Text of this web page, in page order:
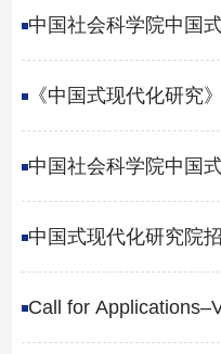
度决算公开
中国社会科学院中国
2026年度预算
《中国式现代化研究
中国社会科学院中国
2026年博士后招收公
中国式现代化研究院
Call for